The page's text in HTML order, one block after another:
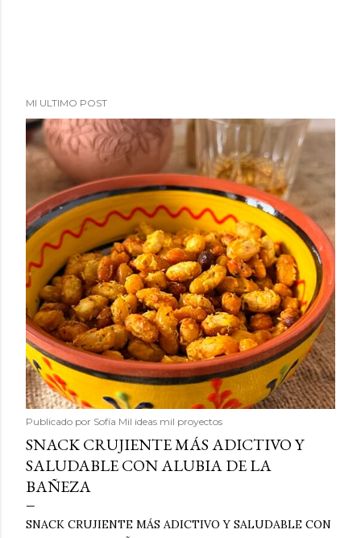
MI ULTIMO POST
Publicado por Sofía Mil ideas mil proyectos
SNACK CRUJIENTE MÁS ADICTIVO Y
SALUDABLE CON ALUBIA DE LA
BAÑEZA
SNACK CRUJIENTE MÁS ADICTIVO Y SALUDABLE CON